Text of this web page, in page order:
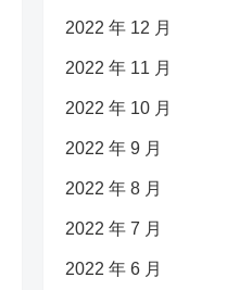
2022 年 12 月
2022 年 11 月
2022 年 10 月
2022 年 9 月
2022 年 8 月
2022 年 7 月
2022 年 6 月